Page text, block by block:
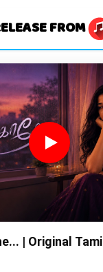
FROM
| Original